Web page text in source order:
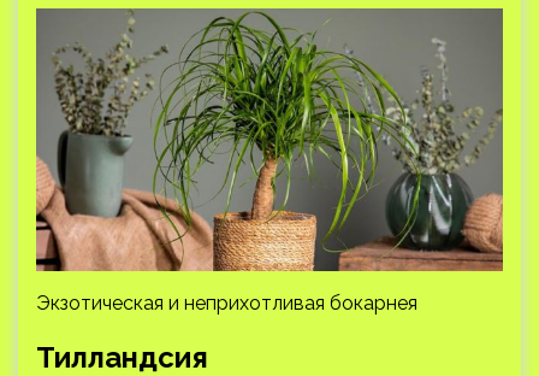
Экзотическая и неприхотливая бокарнея
Тилландсия